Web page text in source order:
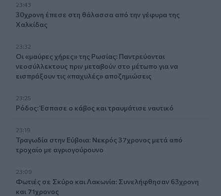
23:43
30χρονη έπεσε στη θάλασσα από την γέφυρα της
Χαλκίδας
23:32
Οι «μαύρες χήρες» της Ρωσίας: Παντρεύονται
νεοσύλλεκτους πριν μεταβούν στο μέτωπο για να
εισπράξουν τις «παχυλές» αποζημιώσεις
23:25
Ρόδος: Έσπασε ο κάβος και τραυμάτισε ναυτικό
23:19
Τραγωδία στην Εύβοια: Νεκρός 37χρονος μετά από
τροχαίο με αγριογούρουνο
23:09
Φωτιές σε Σκύρο και Λακωνία: Συνελήφθησαν 63χρονη
και 71χρονος